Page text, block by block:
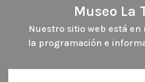
Museo La
Nuestro sitio web está en
la programación e